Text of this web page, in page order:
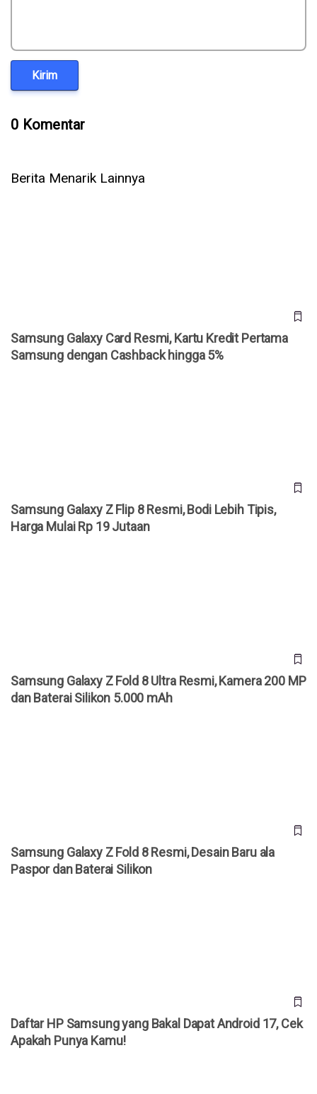
Kirim
0 Komentar
Berita Menarik Lainnya
Samsung Galaxy Card Resmi, Kartu Kredit Pertama
Samsung dengan Cashback hingga 5%
Samsung Galaxy Z Flip 8 Resmi, Bodi Lebih Tipis,
Harga Mulai Rp 19 Jutaan
Samsung Galaxy Z Fold 8 Ultra Resmi, Kamera 200 MP
dan Baterai Silikon 5.000 mAh
Samsung Galaxy Z Fold 8 Resmi, Desain Baru ala
Paspor dan Baterai Silikon
Daftar HP Samsung yang Bakal Dapat Android 17, Cek
Apakah Punya Kamu!